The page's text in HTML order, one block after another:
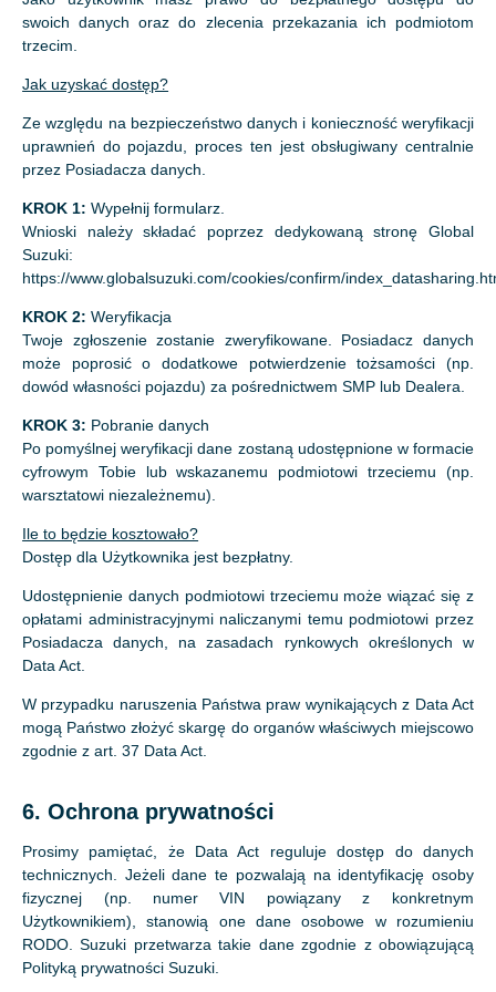
swoich danych oraz do zlecenia przekazania ich podmiotom
trzecim.
Jak uzyskać dostęp?
Ze względu na bezpieczeństwo danych i konieczność weryfikacji
uprawnień do pojazdu, proces ten jest obsługiwany centralnie
przez Posiadacza danych.
KROK 1: Wypełnij formularz.
Wnioski należy składać poprzez dedykowaną stronę Global
Suzuki:
https://www.globalsuzuki.com/cookies/confirm/
KROK 2: Weryfikacja
Twoje zgłoszenie zostanie zweryfikowane. Posiadacz danych
może poprosić o dodatkowe potwierdzenie tożsamości (np.
dowód własności pojazdu) za pośrednictwem SMP lub Dealera.
KROK 3: Pobranie danych
Po pomyślnej weryfikacji dane zostaną udostępnione w formacie
cyfrowym Tobie lub wskazanemu podmiotowi trzeciemu (np.
warsztatowi niezależnemu).
Ile to będzie kosztowało?
Dostęp dla Użytkownika jest bezpłatny.
Udostępnienie danych podmiotowi trzeciemu może wiązać się z
opłatami administracyjnymi naliczanymi temu podmiotowi przez
Posiadacza danych, na zasadach rynkowych określonych w
Data Act.
W przypadku naruszenia Państwa praw wynikających z Data Act
mogą Państwo złożyć skargę do organów właściwych miejscowo
zgodnie z art. 37 Data Act.
6. Ochrona prywatności
Prosimy pamiętać, że Data Act reguluje dostęp do danych
technicznych. Jeżeli dane te pozwalają na identyfikację osoby
fizycznej (np. numer VIN powiązany z konkretnym
Użytkownikiem), stanowią one dane osobowe w rozumieniu
RODO. Suzuki przetwarza takie dane zgodnie z obowiązującą
Polityką prywatności Suzuki.